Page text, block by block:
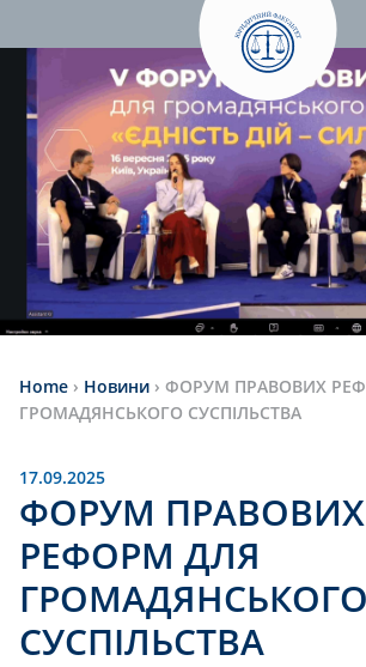
Home › Новини › ФОРУМ ПРАВОВИХ
ГРОМАДЯНСЬКОГО СУСПІЛЬСТВА
17.09.2025
ФОРУМ ПРАВОВИХ
РЕФОРМ ДЛЯ
ГРОМАДЯНСЬКОГО
СУСПІЛЬСТВА